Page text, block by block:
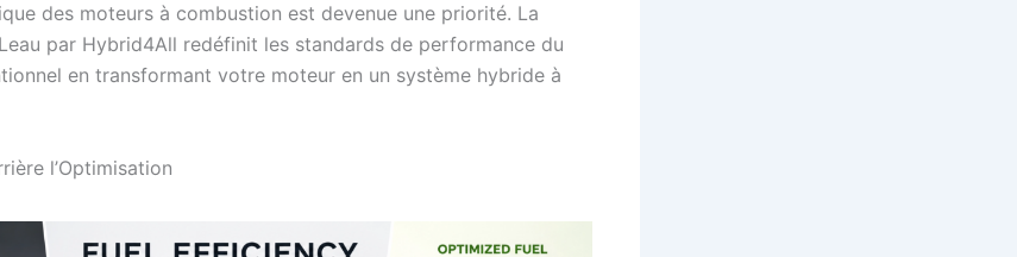
des moteurs à combustion est devenue une priorité. La
par Hybrid4All redéfinit les standards de performance du
en transformant votre moteur en un système hybride à
l’Optimisation